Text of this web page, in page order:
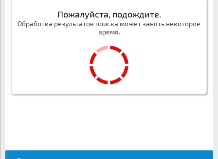
Пожалуйста, подождите.
Обработка результатов поиска может занять некоторое
время.